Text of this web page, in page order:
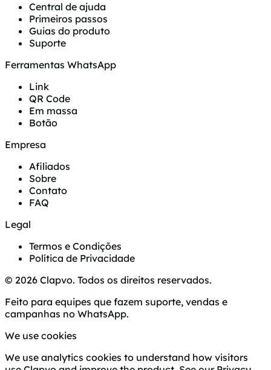
Central de ajuda
Primeiros passos
Guias do produto
Suporte
Ferramentas WhatsApp
Link
QR Code
Em massa
Botão
Empresa
Afiliados
Sobre
Contato
FAQ
Legal
Termos e Condições
Política de Privacidade
© 2026 Clapvo. Todos os direitos reservados.
Feito para equipes que fazem suporte, vendas e
campanhas no WhatsApp.
We use cookies
We use analytics cookies to understand how visitors